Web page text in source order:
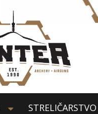
STRELIČARSTVO